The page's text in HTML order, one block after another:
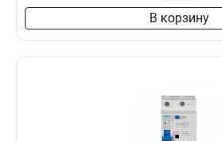
В корзину